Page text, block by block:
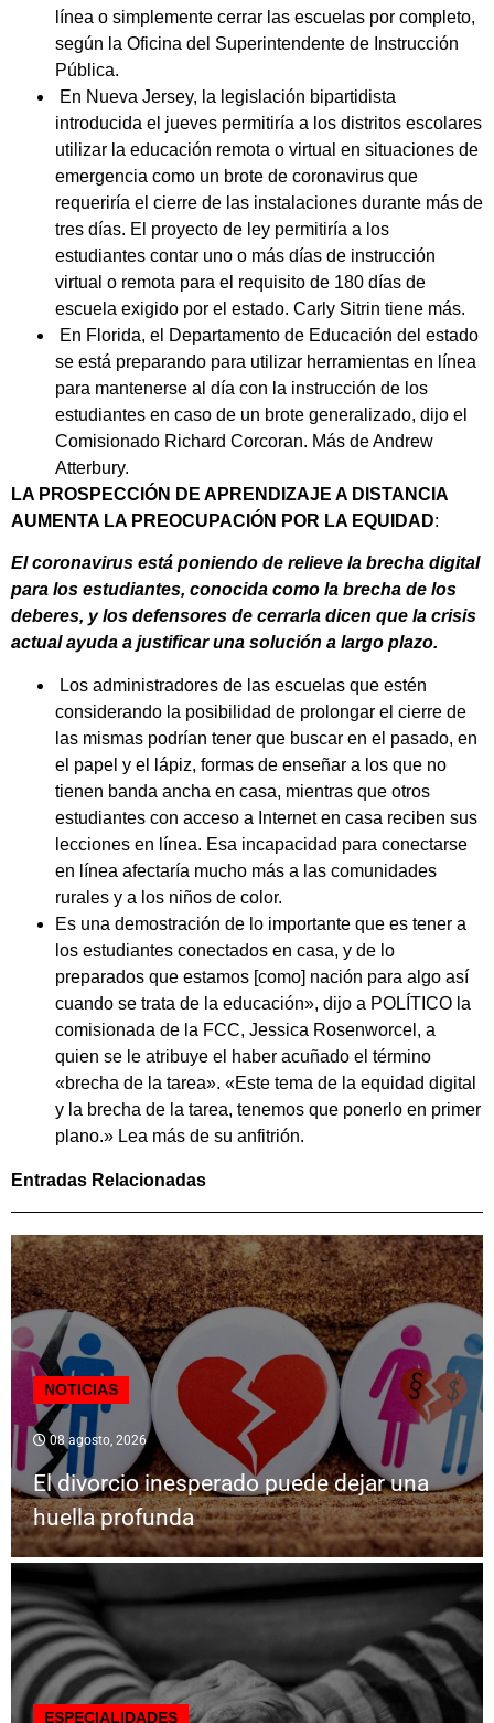
línea o simplemente cerrar las escuelas por completo,
según la Oficina del Superintendente de Instrucción
Pública.
En Nueva Jersey, la legislación bipartidista
introducida el jueves permitiría a los distritos escolares
utilizar la educación remota o virtual en situaciones de
emergencia como un brote de coronavirus que
requeriría el cierre de las instalaciones durante más de
tres días. El proyecto de ley permitiría a los
estudiantes contar uno o más días de instrucción
virtual o remota para el requisito de 180 días de
escuela exigido por el estado. Carly Sitrin tiene más.
En Florida, el Departamento de Educación del estado
se está preparando para utilizar herramientas en línea
para mantenerse al día con la instrucción de los
estudiantes en caso de un brote generalizado, dijo el
Comisionado Richard Corcoran. Más de Andrew
Atterbury.
LA PROSPECCIÓN DE APRENDIZAJE A DISTANCIA
AUMENTA LA PREOCUPACIÓN POR LA EQUIDAD:
El coronavirus está poniendo de relieve la brecha digital
para los estudiantes, conocida como la brecha de los
deberes, y los defensores de cerrarla dicen que la crisis
actual ayuda a justificar una solución a largo plazo.
Los administradores de las escuelas que estén
considerando la posibilidad de prolongar el cierre de
las mismas podrían tener que buscar en el pasado, en
el papel y el lápiz, formas de enseñar a los que no
tienen banda ancha en casa, mientras que otros
estudiantes con acceso a Internet en casa reciben sus
lecciones en línea. Esa incapacidad para conectarse
en línea afectaría mucho más a las comunidades
rurales y a los niños de color.
Es una demostración de lo importante que es tener a
los estudiantes conectados en casa, y de lo
preparados que estamos [como] nación para algo así
cuando se trata de la educación», dijo a POLÍTICO la
comisionada de la FCC, Jessica Rosenworcel, a
quien se le atribuye el haber acuñado el término
«brecha de la tarea». «Este tema de la equidad digital
y la brecha de la tarea, tenemos que ponerlo en primer
plano.» Lea más de su anfitrión.
Entradas Relacionadas
NOTICIAS
08 agosto, 2026
El divorcio inesperado puede dejar una
huella profunda
ESPECIALIDADES